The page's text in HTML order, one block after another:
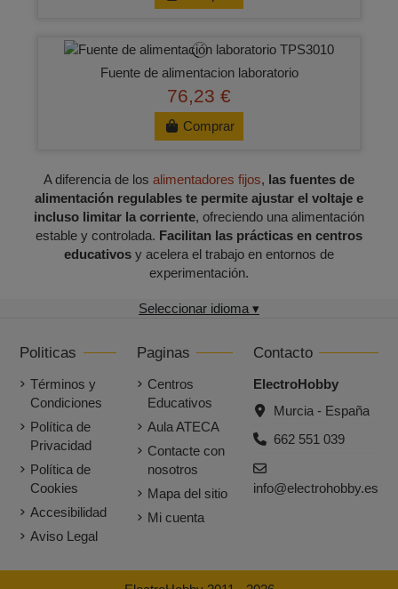
Fuente de alimentacion laboratorio
76,23 €
Comprar
A diferencia de los alimentadores fijos, las fuentes de
alimentación regulables te permite ajustar el voltaje e
incluso limitar la corriente, ofreciendo una alimentación
estable y controlada. Facilitan las prácticas en centros
educativos y acelera el trabajo en entornos de
experimentación.
Seleccionar idioma ▾
Politicas
Términos y
Condiciones
Política de
Privacidad
Política de
Cookies
Accesibilidad
Aviso Legal
Paginas
Centros
Educativos
Aula ATECA
Contacte con
nosotros
Mapa del sitio
Mi cuenta
Contacto
ElectroHobby
Murcia - España
662 551 039
info@electrohobby.es